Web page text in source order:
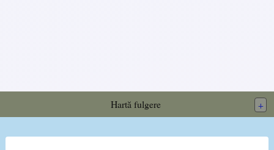
Hartă fulgere +